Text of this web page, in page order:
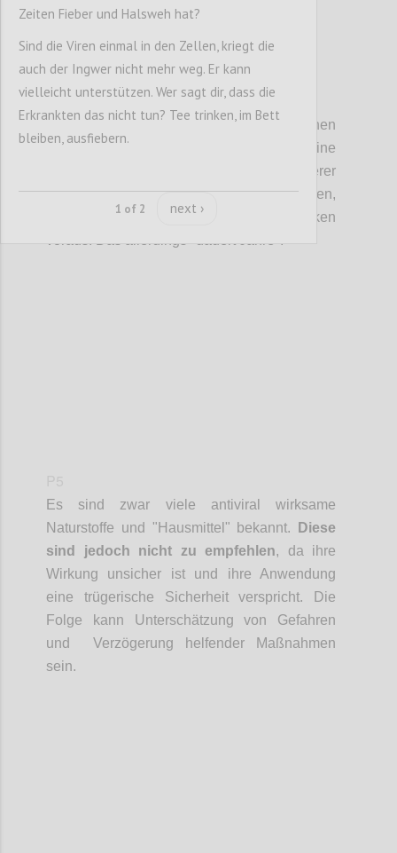
P4
Ein verantwortbarer Einsatz von spezifischen
Anti-Viren-Medikamenten setzt eine
gründliche klinische Abklärung derer
Wirkungen, Nebenwirkungen,
Wechselwirkungen und sonstiger Risiken
Es sind zwar viele antiviral wirksame
Naturstoffe und "Hausmittel" bekannt.
Diese
sind jedoch nicht zu empfehlen, da ihre
Wirkung unsicher ist und ihre Anwendung
eine trügerische Sicherheit verspricht. Die
Folge kann Unterschätzung von Gefahren
und Verzögerung helfender Maßnahmen
sein.
Zeiten Fieber und Halsweh hat?
Sind die Viren einmal in den Zellen, kriegt die
auch der Ingwer nicht mehr weg. Er kann
vielleicht unterstützen. Wer sagt dir, dass die
Erkrankten das nicht tun? Tee trinken, im Bett
bleiben, ausfiebern.
1 of 2 next ›